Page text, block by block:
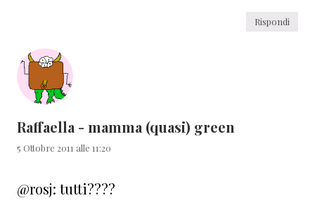
Rispondi
Raffaella - mamma (quasi) green
5 Ottobre 2011 alle 11:20
@rosj: tutti????